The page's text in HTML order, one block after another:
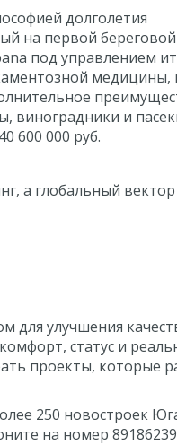
долголетия
на первой
под управлением
медицины,
и
600 000 руб.
а глобальный
для улучшения
статус и
проекты, которые
250 новостроек
на номер